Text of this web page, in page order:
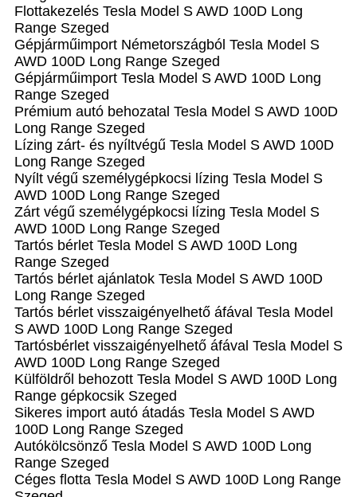
Flottakezelés Tesla Model S AWD 100D Long
Range Szeged
Gépjárműimport Németországból Tesla Model S
AWD 100D Long Range Szeged
Gépjárműimport Tesla Model S AWD 100D Long
Range Szeged
Prémium autó behozatal Tesla Model S AWD 100D
Long Range Szeged
Lízing zárt- és nyíltvégű Tesla Model S AWD 100D
Long Range Szeged
Nyílt végű személygépkocsi lízing Tesla Model S
AWD 100D Long Range Szeged
Zárt végű személygépkocsi lízing Tesla Model S
AWD 100D Long Range Szeged
Tartós bérlet Tesla Model S AWD 100D Long
Range Szeged
Tartós bérlet ajánlatok Tesla Model S AWD 100D
Long Range Szeged
Tartós bérlet visszaigényelhető áfával Tesla Model
S AWD 100D Long Range Szeged
Tartósbérlet visszaigényelhető áfával Tesla Model S
AWD 100D Long Range Szeged
Külföldről behozott Tesla Model S AWD 100D Long
Range gépkocsik Szeged
Sikeres import autó átadás Tesla Model S AWD
100D Long Range Szeged
Autókölcsönző Tesla Model S AWD 100D Long
Range Szeged
Céges flotta Tesla Model S AWD 100D Long Range